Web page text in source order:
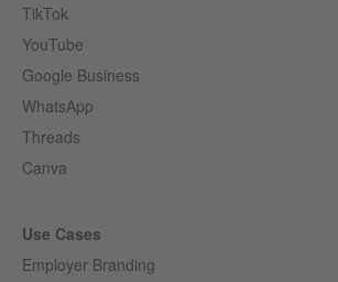
TikTok
YouTube
Google Business
WhatsApp
Threads
Canva
Use Cases
Employer Branding